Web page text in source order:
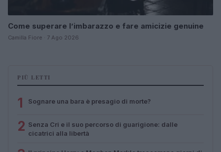
Come superare l’imbarazzo e fare amicizie genuine
Camilla Fiore · 7 Ago 2026
PIÙ LETTI
1 Sognare una bara è presagio di morte?
2 Senza Cri e il suo percorso di guarigione: dalle
cicatrici alla libertà